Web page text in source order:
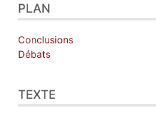
PLAN
Conclusions
Débats
TEXTE